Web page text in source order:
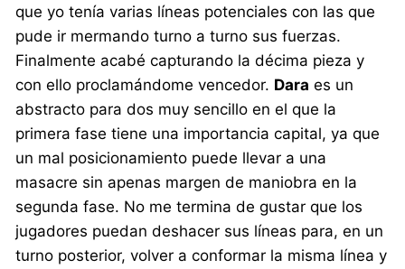
que yo tenía varias líneas potenciales con las que
pude ir mermando turno a turno sus fuerzas.
Finalmente acabé capturando la décima pieza y
con ello proclamándome vencedor. Dara es un
abstracto para dos muy sencillo en el que la
primera fase tiene una importancia capital, ya que
un mal posicionamiento puede llevar a una
masacre sin apenas margen de maniobra en la
segunda fase. No me termina de gustar que los
jugadores puedan deshacer sus líneas para, en un
turno posterior, volver a conformar la misma línea y